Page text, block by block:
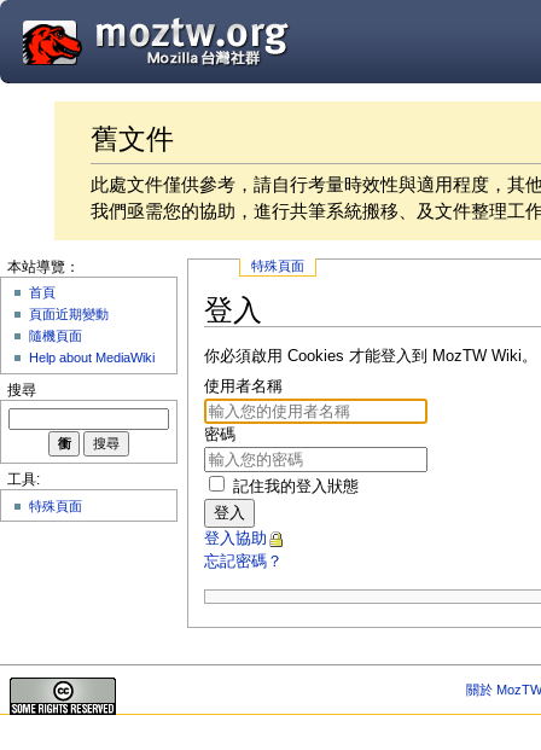
舊文件
此處文件僅供參考，請自行考量時效性與適用程度，其
我們亟需您的協助，進行共筆系統搬移、及文件整理工
特殊頁面
登入
你必須啟用 Cookies 才能登入到 MozTW Wiki。
使用者名稱
密碼
記住我的登入狀態
登入
登入協助
忘記密碼？
本站導覽：
首頁
頁面近期變動
隨機頁面
Help about MediaWiki
搜尋
工具:
特殊頁面
關於